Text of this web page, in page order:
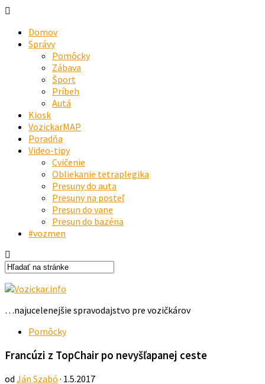
Domov
Správy
Pomôcky
Zábava
Šport
Príbeh
Autá
Kiosk
VozickarMAP
Poradňa
Video-tipy
Cvičenie
Obliekanie tetraplegika
Presuny do auta
Presuny na posteľ
Presun do vane
Presun do bazéna
#vozmen
…najucelenejšie spravodajstvo pre vozičkárov
Pomôcky
Francúzi z TopChair po nevyšľapanej ceste
od Ján Szabó · 1.5.2017